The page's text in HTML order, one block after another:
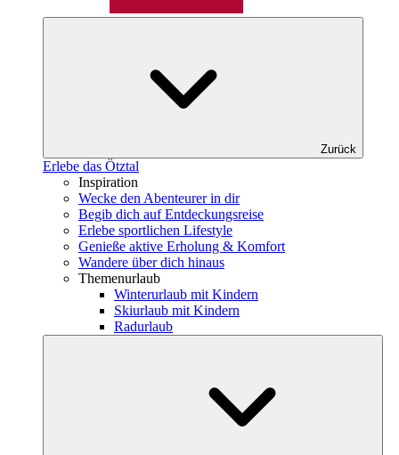
Zurück
Erlebe das Ötztal
Inspiration
Wecke den Abenteurer in dir
Begib dich auf Entdeckungsreise
Erlebe sportlichen Lifestyle
Genieße aktive Erholung & Komfort
Wandere über dich hinaus
Themenurlaub
Winterurlaub mit Kindern
Skiurlaub mit Kindern
Radurlaub